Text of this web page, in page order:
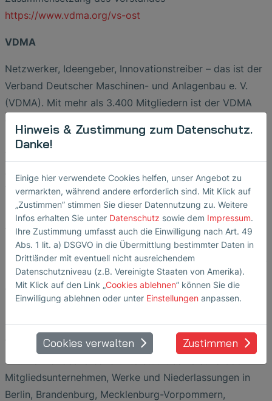
https://www.vdma.org/vs-ost
VDMA
Netzwerker, Ideengeber, Innovationstreiber – das ist der
Verband Deutscher Maschinen- und Anlagenbau e. V.
(VDMA). Mit mehr als 3.400 Mitgliedern ist der VDMA
bedeutendste Netzwerkorganisation der Branche. Als
Anlagenbaus vertritt der Verband die gemeinsamen
wirtschaftlichen, technischen und wissenschaftlichen
Interessen dieser einzigartigen und vielfältigen Industrie.
VDMA Ost
Der Verband Deutscher Maschinen- und Anlagenbau e. V.
(VDMA) ist einer der bedeutendsten
Verbandsdienstleister und bietet das größte
Europa. Seine Regionalvertretung in Ostdeutschland, der
VDMA Ost, versteht sich als Sprachrohr der Branche vor
Ort. Der Landesverband unterstützt seine etwa 350
Mitgliedsunternehmen, Werke und Niederlassungen in
Berlin, Brandenburg, Mecklenburg-Vorpommern,
Hinweis & Zustimmung zum Datenschutz.
Danke!
Einige hier verwendete Cookies helfen, unser Angebot zu
vermarkten, während andere erforderlich sind. Mit Klick auf
„Zustimmen” stimmen Sie dieser Datennutzung zu. Weitere
Infos erhalten Sie unter Datenschutz sowie dem Impressum.
Ihre Zustimmung umfasst auch die Einwilligung nach Art. 49
Abs. 1 lit. a) DSGVO in die Übermittlung bestimmter Daten in
Drittländer mit eventuell nicht ausreichendem
Datenschutzniveau (z.B. Vereinigte Staaten von Amerika).
Mit Klick auf den Link „Cookies ablehnen” können Sie die
Einwilligung ablehnen oder unter Einstellungen anpassen.
Cookies verwalten Zustimmen